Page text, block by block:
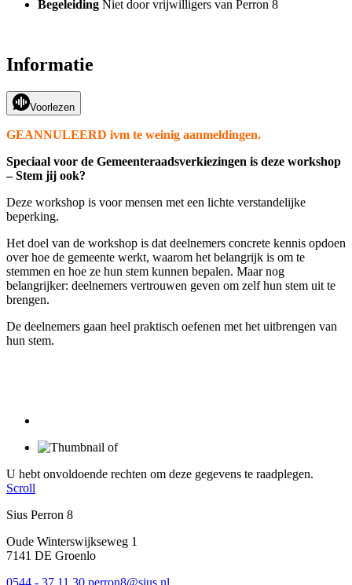
Begeleiding Niet door vrijwilligers van Perron 8
Informatie
Voorlezen
GEANNULEERD ivm te weinig aanmeldingen.
Speciaal voor de Gemeenteraadsverkiezingen is deze workshop
– Stem jij ook?
Deze workshop is voor mensen met een lichte verstandelijke
beperking.
Het doel van de workshop is dat deelnemers concrete kennis opdoen
over hoe de gemeente werkt, waarom het belangrijk is om te
stemmen en hoe ze hun stem kunnen bepalen. Maar nog
belangrijker: deelnemers vertrouwen geven om zelf hun stem uit te
brengen.
De deelnemers gaan heel praktisch oefenen met het uitbrengen van
hun stem.
U hebt onvoldoende rechten om deze gegevens te raadplegen.
Scroll
Sius Perron 8
Oude Winterswijkseweg 1
7141 DE Groenlo
0544 - 37 11 30 perron8@sius.nl